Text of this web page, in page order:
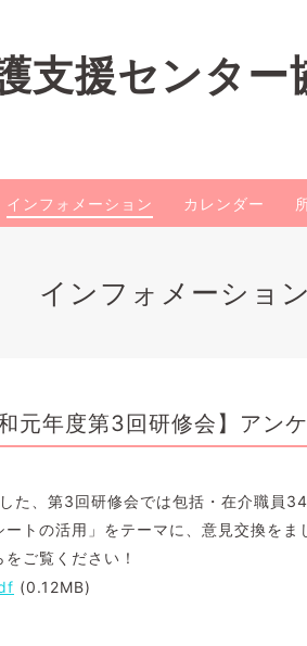
支援センター
インフォメーション カレンダー
インフォメーション
和元年度第3回研修会】アン
た、第3回研修会では包括・在介職員
ートの活用」をテーマに、意見交換をま
ご覧ください！
(0.12MB)